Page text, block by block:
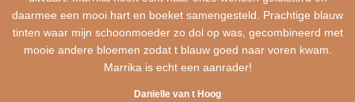
daarmee een mooi hart en boeket samengesteld. Prachtige blauw
tinten waar mijn schoonmoeder zo dol op was, gecombineerd met
mooie andere bloemen zodat t blauw goed naar voren kwam.
Marrika is echt een aanrader!
Danielle van t Hoog